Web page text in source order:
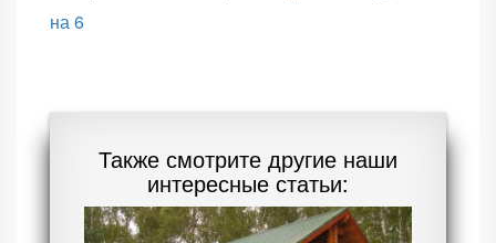
на 6
Также смотрите другие наши
интересные статьи: